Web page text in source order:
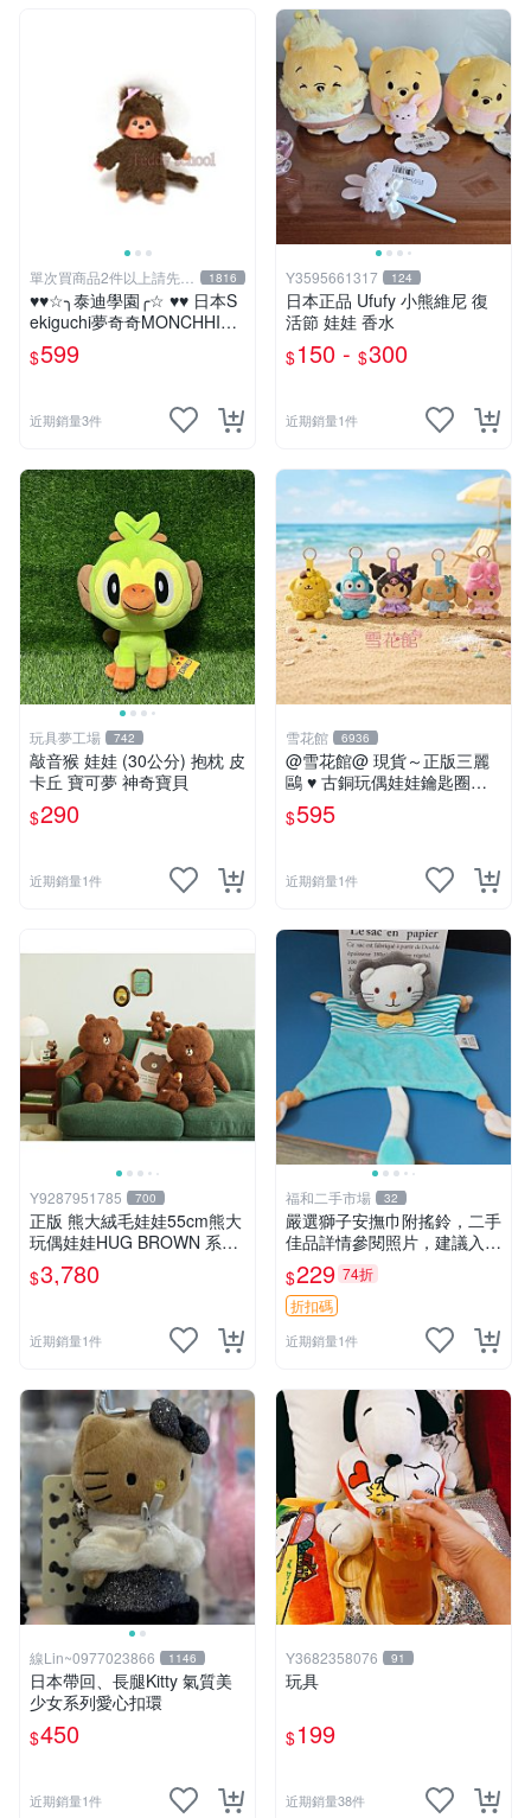
單次買商品2件以上請先詢
問運費
1816
♥♥☆╮泰迪學園╭☆ ♥♥ 日本S
ekiguchi夢奇奇MONCHHICH
I【mini女孩】吊飾(另售男孩)
$599
近期銷量3件
Y3595661317 124
日本正品 Ufufy 小熊維尼 復
活節 娃娃 香水
$150 - $300
近期銷量1件
玩具夢工場 742
敲音猴 娃娃 (30公分) 抱枕 皮
卡丘 寶可夢 神奇寶貝
$290
近期銷量1件
雪花館 6936
@雪花館@ 現貨～正版三麗
鷗 ♥ 古銅玩偶娃娃鑰匙圈掛
飾
$595
近期銷量1件
Y9287951785 700
正版 熊大絨毛娃娃55cm熊大
玩偶娃娃HUG BROWN 系列
55公分韓國 line friends熊大
玩偶娃娃禮物生日
$3,780
近期銷量1件
福和二手市場 32
嚴選獅子安撫巾附搖鈴，二手
佳品詳情參閱照片，建議入手
前多加斟酌。獅子 撫慰巾 達
人必備
$229 74折
折扣碼
近期銷量1件
線Lin~0977023866 1146
日本帶回、長腿Kitty 氣質美
少女系列愛心扣環
$450
近期銷量1件
Y3682358076 91
玩具
$199
近期銷量38件